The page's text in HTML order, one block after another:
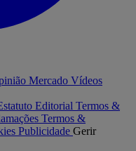
Mercado Vídeos
Editorial Termos &
Termos &
Publicidade Gerir